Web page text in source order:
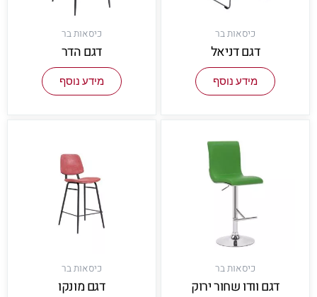
כיסאות בר
דגם דניאל
מידע נוסף
כיסאות בר
דגם הדר
מידע נוסף
כיסאות בר
דגם וודו שחור ירוק
כיסאות בר
דגם מונקו